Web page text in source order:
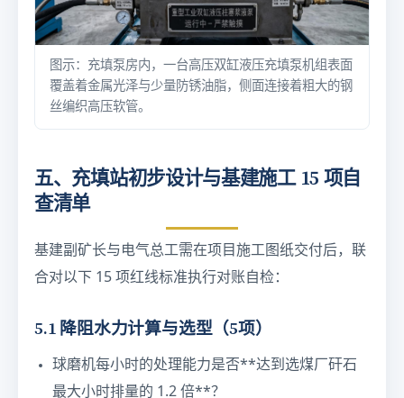
图示：充填泵房内，一台高压双缸液压充填泵机组表面
覆盖着金属光泽与少量防锈油脂，侧面连接着粗大的钢
丝编织高压软管。
五、充填站初步设计与基建施工 15 项自
查清单
基建副矿长与电气总工需在项目施工图纸交付后，联
合对以下 15 项红线标准执行对账自检：
5.1 降阻水力计算与选型（5项）
球磨机每小时的处理能力是否**达到选煤厂矸石
最大小时排量的 1.2 倍**？